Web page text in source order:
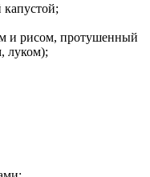
и рисом, протушенный
луком);